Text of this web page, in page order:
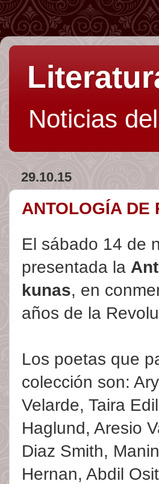
Noticias
29.10.15
ANTOLOGÍA DE
El sábado 14 de
presentada la
kunas, en
años de la
Los poetas que
colección son:
Velarde, Taira
Haglund, Aresio
Diaz Smith,
Hernan, Abdil